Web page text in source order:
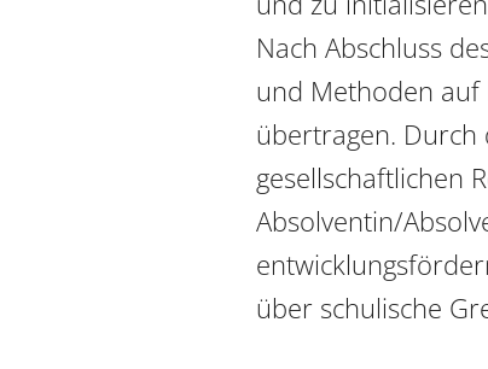
Nach Abschluss
und Methoden auf
übertragen. Durch
gesellschaftlichen
Absolventin/
über schulische